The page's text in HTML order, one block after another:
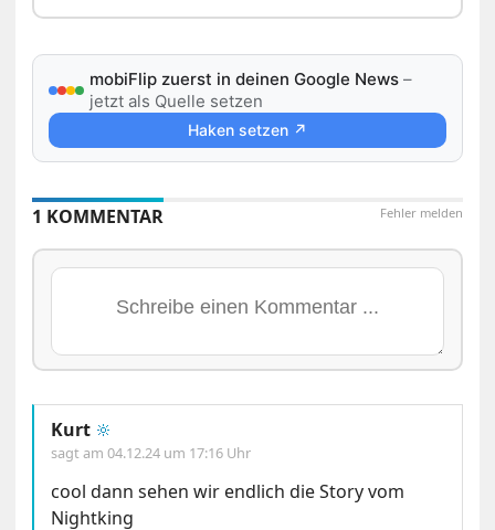
mobiFlip zuerst in deinen Google News –
jetzt als Quelle setzen
Haken setzen ↗
Fehler melden
1 KOMMENTAR
Kurt 🔆
sagt am04.12.24 um 17:16 Uhr
cool dann sehen wir endlich die Story vom
Nightking